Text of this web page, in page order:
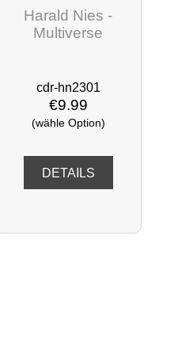
Harald Nies -
Multiverse
cdr-hn2301
€9.99
(wähle Option)
DETAILS